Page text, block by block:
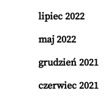
lipiec 2022
maj 2022
grudzień 2021
czerwiec 2021